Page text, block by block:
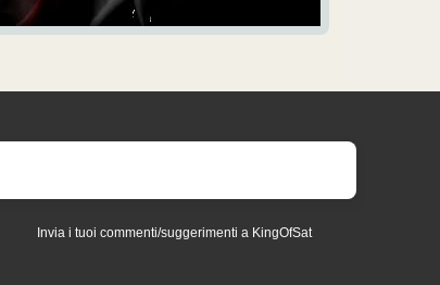
Invia i tuoi commenti/suggerimenti a KingOfSat